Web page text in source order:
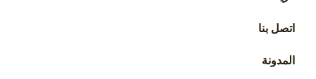
اتصل بنا
المدونة